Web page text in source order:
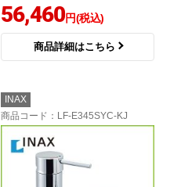
56,460円(税込)
商品詳細はこちら
INAX
商品コード ：LF-E345SYC-KJ